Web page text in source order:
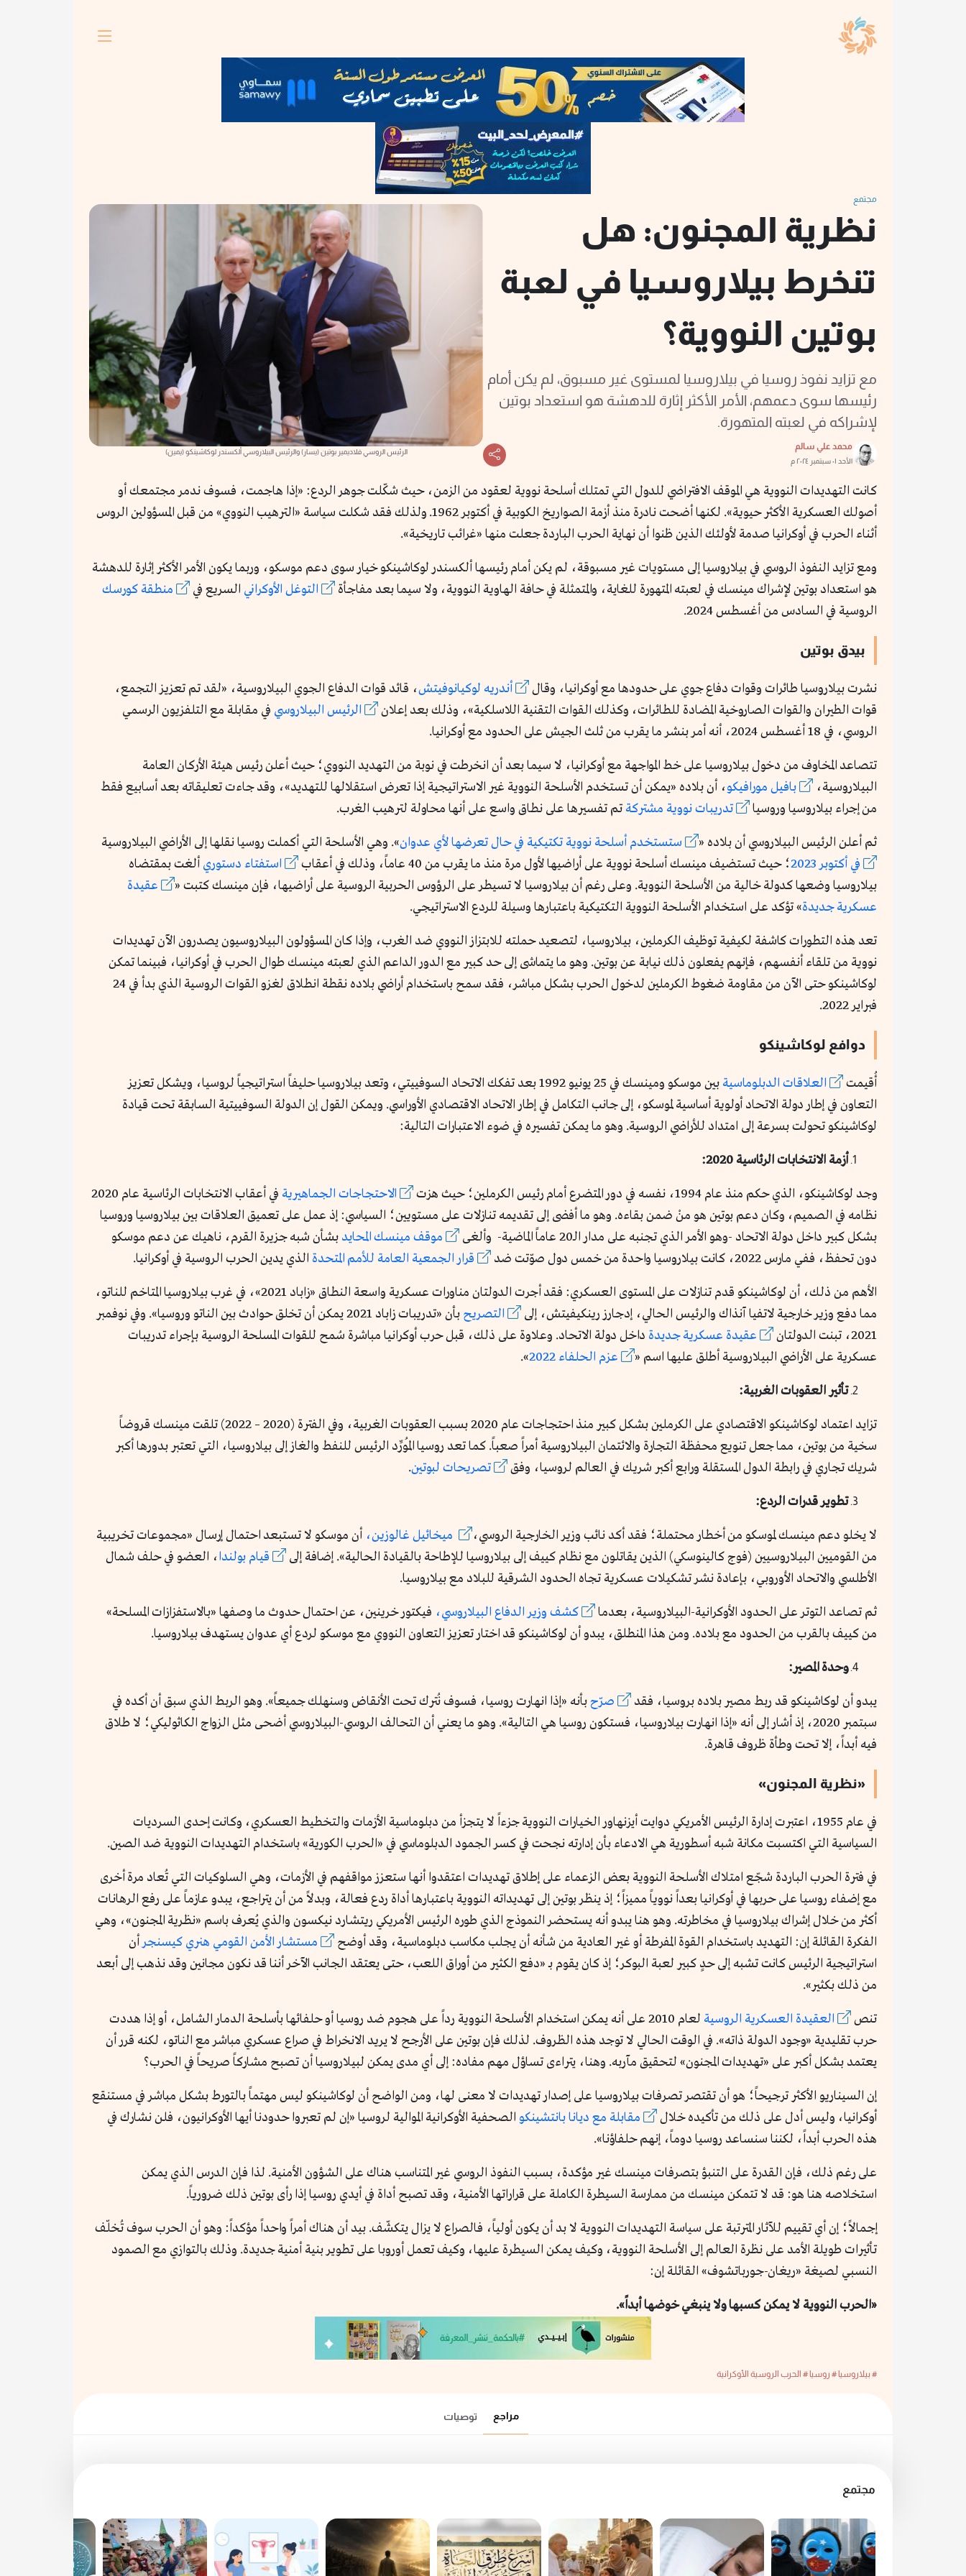
مجتمع
نظرية المجنون: هل
تنخرط بيلاروسيا في لعبة
بوتين النووية؟
مع تزايد نفوذ روسيا في بيلاروسيا لمستوى غير مسبوق، لم يكن أمام
رئيسها سوى دعمهم، الأمر الأكثر إثارة للدهشة هو استعداد بوتين
لإشراكه في لعبته المتهورة.
محمد علي سالم
الأحد ٠١ سبتمبر ٢٠٢٤ م
الرئيس الروسي فلاديمير بوتين (يسار) والرئيس البيلاروسي ألكسندر لوكاشينكو (يمين)
كانت التهديدات النووية هي الموقف الافتراضي للدول التي تمتلك أسلحة نووية لعقود من الزمن، حيث شكّلت جوهر الردع: «إذا هاجمت، فسوف ندمر مجتمعك أو
أصولك العسكرية الأكثر حيوية». لكنها أضحت نادرة منذ أزمة الصواريخ الكوبية في أكتوبر 1962. ولذلك فقد شكلت سياسة «الترهيب النووي» من قبل المسؤولين الروس
أثناء الحرب في أوكرانيا صدمة لأولئك الذين ظنوا أن نهاية الحرب الباردة جعلت منها «غرائب تاريخية».
ومع تزايد النفوذ الروسي في بيلاروسيا إلى مستويات غير مسبوقة، لم يكن أمام رئيسها ألكسندر لوكاشينكو خيار سوى دعم موسكو، وربما يكون الأمر الأكثر إثارة للدهشة
هو استعداد بوتين لإشراك مينسك في لعبته المتهورة للغاية، والمتمثلة في حافة الهاوية النووية، ولا سيما بعد مفاجأة
التوغل الأوكراني السريع في
منطقة كورسك
الروسية في السادس من أغسطس 2024.
بيدق بوتين
نشرت بيلاروسيا طائرات وقوات دفاع جوي على حدودها مع أوكرانيا، وقال أندريه لوكيانوفيتش، قائد قوات الدفاع الجوي البيلاروسية، «لقد تم تعزيز التجمع،
قوات الطيران والقوات الصاروخية المضادة للطائرات، وكذلك القوات التقنية اللاسلكية»، وذلك بعد إعلان
الرئيس البيلاروسي في مقابلة مع التلفزيون الرسمي
الروسي، في 18 أغسطس 2024، أنه أمر بنشر ما يقرب من ثلث الجيش على الحدود مع أوكرانيا.
تتصاعد المخاوف من دخول بيلاروسيا على خط المواجهة مع أوكرانيا، لا سيما بعد أن انخرطت في نوبة من التهديد النووي؛ حيث أعلن رئيس هيئة الأركان العامة
البيلاروسية،
بافيل مورافيكو، أن بلاده «يمكن أن تستخدم الأسلحة النووية غير الاستراتيجية إذا تعرض استقلالها للتهديد»، وقد جاءت تعليقاته بعد أسابيع فقط
من إجراء بيلاروسيا وروسيا
تدريبات نووية مشتركة تم تفسيرها على نطاق واسع على أنها محاولة لترهيب الغرب.
ثم أعلن الرئيس البيلاروسي أن بلاده « ستستخدم أسلحة نووية تكتيكية في حال تعرضها لأي عدوان». وهي الأسلحة التي أكملت روسيا نقلها إلى الأراضي البيلاروسية
في أكتوبر 2023
؛ حيث تستضيف مينسك أسلحة نووية على أراضيها لأول مرة منذ ما يقرب من 40 عاماً، وذلك في أعقاب استفتاء دستوري ألغت بمقتضاه
بيلاروسيا وضعها كدولة خالية من الأسلحة النووية. وعلى رغم أن بيلاروسيا لا تسيطر على الرؤوس الحربية الروسية على أراضيها، فإن مينسك كتبت «
عقيدة
عسكرية جديدة» تؤكد على استخدام الأسلحة النووية التكتيكية باعتبارها وسيلة للردع الاستراتيجي.
تعد هذه التطورات كاشفة لكيفية توظيف الكرملين، بيلاروسيا، لتصعيد حملته للابتزاز النووي ضد الغرب، وإذا كان المسؤولون البيلاروسيون يصدرون الآن تهديدات
نووية من تلقاء أنفسهم، فإنهم يفعلون ذلك نيابة عن بوتين. وهو ما يتماشى إلى حد كبير مع الدور الداعم الذي لعبته مينسك طوال الحرب في أوكرانيا، فبينما تمكن
لوكاشينكو حتى الآن من مقاومة ضغوط الكرملين لدخول الحرب بشكل مباشر، فقد سمح باستخدام أراضي بلاده نقطة انطلاق لغزو القوات الروسية الذي بدأ في 24
فبراير 2022.
دوافع لوكاشينكو
أُقيمت العلاقات الدبلوماسية
بين موسكو ومينسك في 25 يونيو 1992 بعد تفكك الاتحاد السوفييتي، وتعد بيلاروسيا حليفاً استراتيجياً لروسيا، ويشكل تعزيز
التعاون في إطار دولة الاتحاد أولوية أساسية لموسكو، إلى جانب التكامل في إطار الاتحاد الاقتصادي الأوراسي. ويمكن القول إن الدولة السوفييتية السابقة تحت قيادة
لوكاشينكو تحولت بسرعة إلى امتداد للأراضي الروسية. وهو ما يمكن تفسيره في ضوء الاعتبارات التالية:
أزمة الانتخابات الرئاسية 2020:
وجد لوكاشينكو، الذي حكم منذ عام 1994، نفسه في دور المتضرع أمام رئيس الكرملين؛ حيث هزت الاحتجاجات الجماهيرية
في أعقاب الانتخابات الرئاسية عام 2020
نظامه في الصميم، وكان دعم بوتين هو منْ ضمن بقاءه. وهو ما أفضى إلى تقديمه تنازلات على مستويين؛ السياسي: إذ عمل على تعميق العلاقات بين بيلاروسيا وروسيا
بشكل كبير داخل دولة الاتحاد -وهو الأمر الذي تجنبه على مدار الـ20 عاماً الماضية- وألغى
موقف مينسك المحايد بشأن شبه جزيرة القرم، ناهيك عن دعم موسكو
دون تحفظ، ففي مارس 2022، كانت بيلاروسيا واحدة من خمس دول صوّتت ضد
قرار الجمعية العامة للأمم المتحدة الذي يدين الحرب الروسية في أوكرانيا.
الأهم من ذلك، أن لوكاشينكو قدم تنازلات على المستوى العسكري: فقد أجرت الدولتان مناورات عسكرية واسعة النطاق «زاباد 2021»، في غرب بيلاروسيا المتاخم للناتو،
مما دفع وزير خارجية لاتفيا آنذاك والرئيس الحالي، إدجارز رينكيفيتش، إلى
التصريح
بأن «تدريبات زاباد 2021 يمكن أن تخلق حوادث بين الناتو وروسيا». وفي نوفمبر
2021، تبنت الدولتان
عقيدة عسكرية جديدة داخل دولة الاتحاد. وعلاوة على ذلك، قبل حرب أوكرانيا مباشرة سُمح للقوات المسلحة الروسية بإجراء تدريبات
عسكرية على الأراضي البيلاروسية أطلق عليها اسم «
عزم الحلفاء 2022 ».
تأثير العقوبات الغربية:
تزايد اعتماد لوكاشينكو الاقتصادي على الكرملين بشكل كبير منذ احتجاجات عام 2020 بسبب العقوبات الغربية، وفي الفترة (2020 – 2022) تلقت مينسك قروضاً
سخية من بوتين، مما جعل تنويع محفظة التجارة والائتمان البيلاروسية أمراً صعباً. كما تعد روسيا المُورِّد الرئيس للنفط والغاز إلى بيلاروسيا، التي تعتبر بدورها أكبر
شريك تجاري في رابطة الدول المستقلة ورابع أكبر شريك في العالم لروسيا، وفق
تصريحات لبوتين.
تطوير قدرات الردع:
لا يخلو دعم مينسك لموسكو من أخطار محتملة؛ فقد أكد نائب وزير الخارجية الروسي، ميخائيل غالوزين، أن موسكو لا تستبعد احتمال إرسال «مجموعات تخريبية
من القوميين البيلاروسيين (فوج كالينوسكي) الذين يقاتلون مع نظام كييف إلى بيلاروسيا للإطاحة بالقيادة الحالية». إضافة إلى
قيام بولندا، العضو في حلف شمال
الأطلسي والاتحاد الأوروبي، بإعادة نشر تشكيلات عسكرية تجاه الحدود الشرقية للبلاد مع بيلاروسيا.
ثم تصاعد التوتر على الحدود الأوكرانية-البيلاروسية، بعدما كشف وزير الدفاع البيلاروسي، فيكتور خرينين، عن احتمال حدوث ما وصفها «بالاستفزازات المسلحة»
من كييف بالقرب من الحدود مع بلاده. ومن هذا المنطلق، يبدو أن لوكاشينكو قد اختار تعزيز التعاون النووي مع موسكو لردع أي عدوان يستهدف بيلاروسيا.
وحدة المصير:
يبدو أن لوكاشينكو قد ربط مصير بلاده بروسيا، فقد صرّحبأنه «إذا انهارت روسيا، فسوف نُترك تحت الأنقاض وسنهلك جميعاً». وهو الربط الذي سبق أن أكده في
سبتمبر 2020، إذ أشار إلى أنه «إذا انهارت بيلاروسيا، فستكون روسيا هي التالية». وهو ما يعني أن التحالف الروسي-البيلاروسي أضحى مثل الزواج الكاثوليكي؛ لا طلاق
فيه أبداً، إلا تحت وطأة ظروف قاهرة.
«نظرية المجنون»
في عام 1955، اعتبرت إدارة الرئيس الأمريكي دوايت أيزنهاور الخيارات النووية جزءاً لا يتجزأ من دبلوماسية الأزمات والتخطيط العسكري، وكانت إحدى السرديات
السياسية التي اكتسبت مكانة شبه أسطورية هي الادعاء بأن إدارته نجحت في كسر الجمود الدبلوماسي في «الحرب الكورية» باستخدام التهديدات النووية ضد الصين.
في فترة الحرب الباردة شجّع امتلاك الأسلحة النووية بعض الزعماء على إطلاق تهديدات اعتقدوا أنها ستعزز مواقفهم في الأزمات، وهي السلوكيات التي تُعاد مرة أخرى
مع إضفاء روسيا على حربها في أوكرانيا بعداً نووياً مميزاً؛ إذ ينظر بوتين إلى تهديداته النووية باعتبارها أداة ردع فعالة، وبدلاً من أن يتراجع، يبدو عازماً على رفع الرهانات
أكثر من خلال إشراك بيلاروسيا في مخاطرته. وهو هنا يبدو أنه يستحضر النموذج الذي طوره الرئيس الأمريكي ريتشارد نيكسون والذي يُعرف باسم «نظرية المجنون»، وهي
الفكرة القائلة إن: التهديد باستخدام القوة المفرطة أو غير العادية من شأنه أن يجلب مكاسب دبلوماسية، وقد أوضح
مستشار الأمن القومي هنري كيسنجرأن
استراتيجية الرئيس كانت تشبه إلى حدٍ كبير لعبة البوكر؛ إذ كان يقوم بـ «دفع الكثير من أوراق اللعب، حتى يعتقد الجانب الآخر أننا قد نكون مجانين وقد نذهب إلى أبعد
من ذلك بكثير».
تنص العقيدة العسكرية الروسية
لعام 2010 على أنه يمكن استخدام الأسلحة النووية رداً على هجوم ضد روسيا أو حلفائها بأسلحة الدمار الشامل، أو إذا هددت
حرب تقليدية «وجود الدولة ذاته». في الوقت الحالي لا توجد هذه الظروف. لذلك فإن بوتين على الأرجح لا يريد الانخراط في صراع عسكري مباشر مع الناتو، لكنه قرر أن
يعتمد بشكل أكبر على «تهديدات المجنون» لتحقيق مآربه. وهنا، يتراءى تساؤل مهم مفاده: إلى أي مدى يمكن لبيلاروسيا أن تصبح مشاركاً صريحاً في الحرب؟
إن السيناريو الأكثر ترجيحاً؛ هو أن تقتصر تصرفات بيلاروسيا على إصدار تهديدات لا معنى لها، ومن الواضح أن لوكاشينكو ليس مهتماً بالتورط بشكل مباشر في مستنقع
أوكرانيا، وليس أدل على ذلك من تأكيده خلال
مقابلة مع ديانا بانتشينكو الصحفية الأوكرانية الموالية لروسيا «إن لم تعبروا حدودنا أيها الأوكرانيون، فلن نشارك في
هذه الحرب أبداً، لكننا سنساعد روسيا دوماً، إنهم حلفاؤنا».
على رغم ذلك، فإن القدرة على التنبؤ بتصرفات مينسك غير مؤكدة، بسبب النفوذ الروسي غير المتناسب هناك على الشؤون الأمنية. لذا فإن الدرس الذي يمكن
استخلاصه هنا هو: قد لا تتمكن مينسك من ممارسة السيطرة الكاملة على قراراتها الأمنية، وقد تصبح أداة في أيدي روسيا إذا رأى بوتين ذلك ضرورياً.
إجمالاً؛ إن أي تقييم للآثار المترتبة على سياسة التهديدات النووية لا بد أن يكون أولياً، فالصراع لا يزال يتكشّف. بيد أن هناك أمراً واحداً مؤكداً: وهو أن الحرب سوف تُخلّف
تأثيرات طويلة الأمد على نظرة العالم إلى الأسلحة النووية، وكيف يمكن السيطرة عليها، وكيف تعمل أوروبا على تطوير بنية أمنية جديدة. وذلك بالتوازي مع الصمود
النسبي لصيغة «ريغان-جورباتشوف» القائلة إن:
«الحرب النووية لا يمكن كسبها ولا ينبغي خوضها أبداً».
# بيلاروسيا # روسيا # الحرب الروسية الأوكرانية
مراجع توصيات
مجتمع